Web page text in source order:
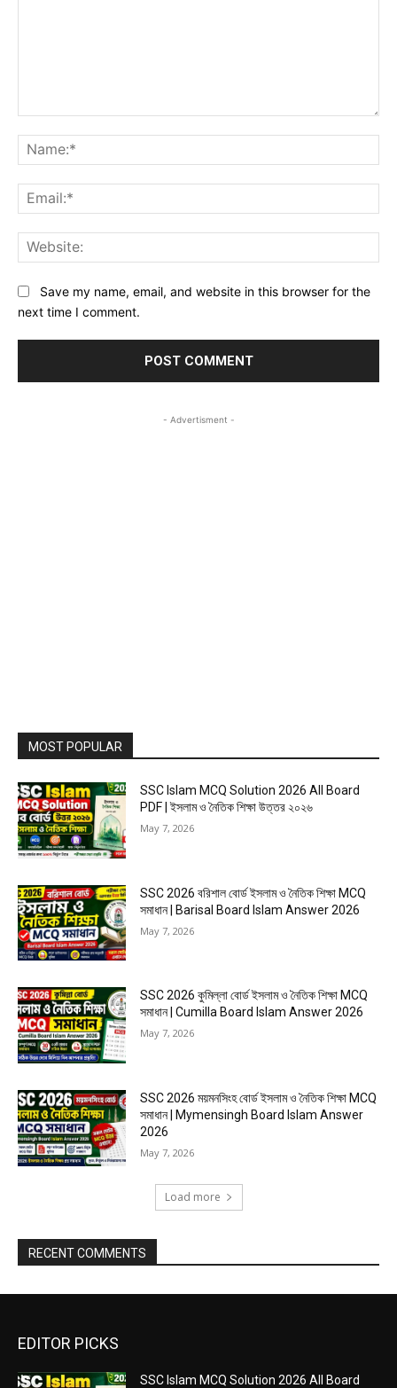
Save my name, email, and website in this browser for the
next time I comment.
- Advertisment -
MOST POPULAR
SSC Islam MCQ Solution 2026 All Board
PDF | ইসলাম ও নৈতিক শিক্ষা উত্তর ২০২৬
May 7, 2026
SSC 2026 বরিশাল বোর্ড ইসলাম ও নৈতিক শিক্ষা MCQ
সমাধান | Barisal Board Islam Answer 2026
May 7, 2026
SSC 2026 কুমিল্লা বোর্ড ইসলাম ও নৈতিক শিক্ষা MCQ
সমাধান | Cumilla Board Islam Answer 2026
May 7, 2026
SSC 2026 ময়মনসিংহ বোর্ড ইসলাম ও নৈতিক শিক্ষা MCQ
সমাধান | Mymensingh Board Islam Answer
2026
May 7, 2026
Load more
RECENT COMMENTS
EDITOR PICKS
SSC Islam MCQ Solution 2026 All Board